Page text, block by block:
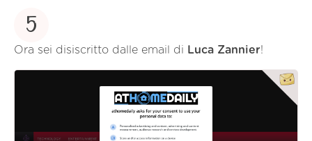
5
Ora sei disiscritto dalle email di Luca Zannier!